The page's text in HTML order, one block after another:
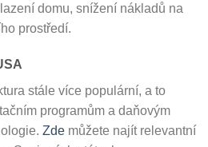
domu, snížení nákladů na
prostředí.
stále více populární, a to
programům a daňovým
Zde můžete najít relevantní